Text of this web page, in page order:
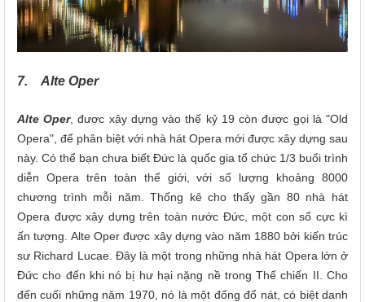
7. Alte Oper
Alte Oper, được xây dựng vào thế kỷ 19 còn được gọi là "Old
Opera", để phân biệt với nhà hát Opera mới được xây dựng sau
này. Có thể bạn chưa biết Đức là quốc gia tổ chức 1/3 buổi trình
diễn Opera trên toàn thế giới, với số lượng khoảng 8000
chương trình mỗi năm. Thống kê cho thấy gần 80 nhà hát
Opera được xây dựng trên toàn nước Đức, một con số cực kì
ấn tượng. Alte Oper được xây dựng vào năm 1880 bởi kiến trúc
sư Richard Lucae. Đây là một trong những nhà hát Opera lớn ở
Đức cho đến khi nó bị hư hại nặng nề trong Thế chiến II. Cho
đến cuối những năm 1970, nó là một đống đổ nát, có biệt danh